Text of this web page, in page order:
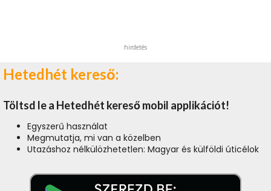
hirdetés
Hetedhét kereső:
Töltsd le a Hetedhét kereső mobil applikációt!
Egyszerű használat
Megmutatja, mi van a közelben
Utazáshoz nélkülözhetetlen: Magyar és külföldi úticélok